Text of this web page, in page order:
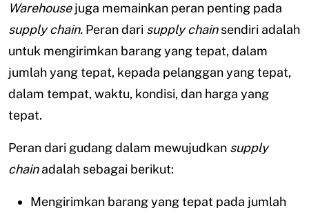
Warehousejuga memainkan peran penting pada
supply chain. Peran dari supply chainsendiri adalah
untuk mengirimkan barang yang tepat, dalam
jumlah yang tepat, kepada pelanggan yang tepat,
dalam tempat, waktu, kondisi, dan harga yang
tepat.
Peran dari gudang dalam mewujudkan supply
chainadalah sebagai berikut:
Mengirimkan barang yang tepat pada jumlah